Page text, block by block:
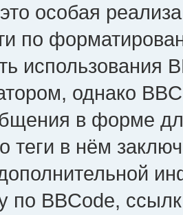
особая
по
использования
однако
в форме
теги в нём
по BBCode,